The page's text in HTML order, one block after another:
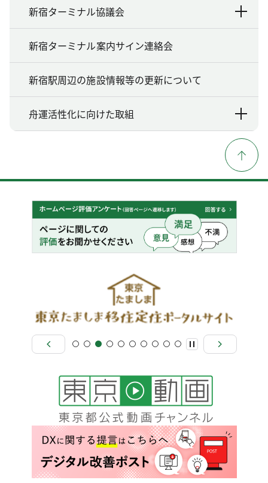
新宿ターミナル協議会
新宿ターミナル案内サイン連絡会
新宿駅周辺の施設情報等の更新について
舟運活性化に向けた取組